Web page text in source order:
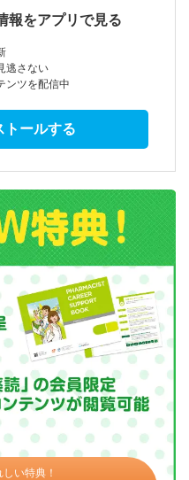
報をアプリで見る
逃さない
ンツを配信中
トールする
い特典！